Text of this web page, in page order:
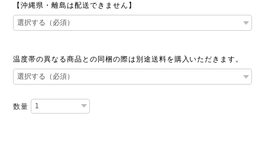
【沖縄県・離島は配送できません】
温度帯の異なる商品との同梱の際は別途送料を購入いただきます。
数量